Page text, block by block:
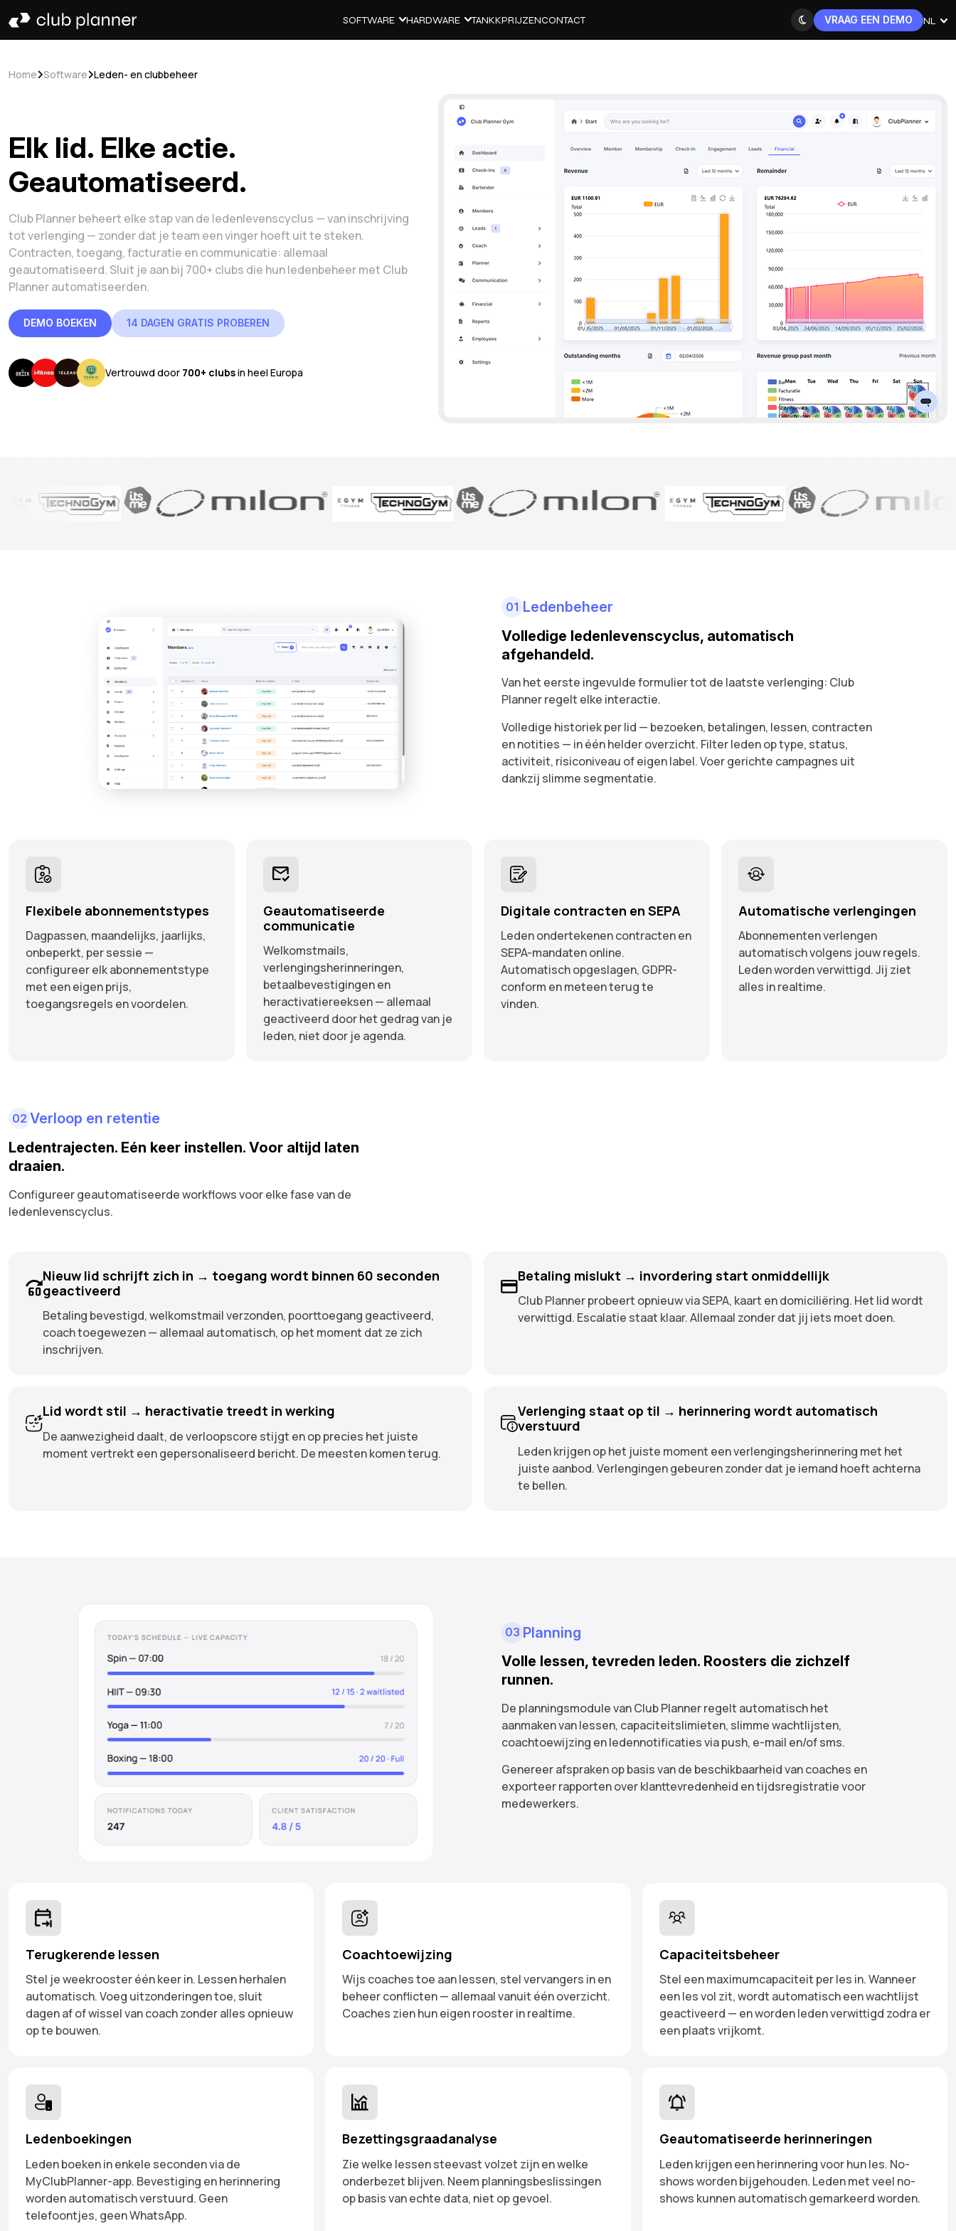
SOFTWARE HARDWARE TANKKPRIJZENCONTACT VRAAG EEN DEMO NL
Home Software Leden- en clubbeheer
Elk lid. Elke actie.
Geautomatiseerd.
Club Planner beheert elke stap van de ledenlevenscyclus — van inschrijving
tot verlenging — zonder dat je team een vinger hoeft uit te steken.
Contracten, toegang, facturatie en communicatie: allemaal
geautomatiseerd. Sluit je aan bij 700+ clubs die hun ledenbeheer met Club
Planner automatiseerden.
DEMO BOEKEN 14 DAGEN GRATIS PROBEREN
Vertrouwd door 700+ clubsin heel Europa
01 Ledenbeheer
Volledige ledenlevenscyclus, automatisch
afgehandeld.
Van het eerste ingevulde formulier tot de laatste verlenging: Club
Planner regelt elke interactie.
Volledige historiek per lid — bezoeken, betalingen, lessen, contracten
en notities — in één helder overzicht. Filter leden op type, status,
activiteit, risiconiveau of eigen label. Voer gerichte campagnes uit
dankzij slimme segmentatie.
Flexibele abonnementstypes
Dagpassen, maandelijks, jaarlijks,
onbeperkt, per sessie —
configureer elk abonnementstype
met een eigen prijs,
toegangsregels en voordelen.
Geautomatiseerde
communicatie
Welkomstmails,
verlengingsherinneringen,
betaalbevestigingen en
heractivatiereeksen — allemaal
geactiveerd door het gedrag van je
leden, niet door je agenda.
Digitale contracten en SEPA
Leden ondertekenen contracten en
SEPA-mandaten online.
Automatisch opgeslagen, GDPR-
conform en meteen terug te
vinden.
Automatische verlengingen
Abonnementen verlengen
automatisch volgens jouw regels.
Leden worden verwittigd. Jij ziet
alles in realtime.
02 Verloop en retentie
Ledentrajecten. Eén keer instellen. Voor altijd laten
draaien.
Configureer geautomatiseerde workflows voor elke fase van de
ledenlevenscyclus.
Nieuw lid schrijft zich in → toegang wordt binnen 60 seconden
geactiveerd
Betaling bevestigd, welkomstmail verzonden, poorttoegang geactiveerd,
coach toegewezen — allemaal automatisch, op het moment dat ze zich
inschrijven.
Betaling mislukt → invordering start onmiddellijk
Club Planner probeert opnieuw via SEPA, kaart en domiciliëring. Het lid wordt
verwittigd. Escalatie staat klaar. Allemaal zonder dat jij iets moet doen.
Lid wordt stil → heractivatie treedt in werking
De aanwezigheid daalt, de verloopscore stijgt en op precies het juiste
moment vertrekt een gepersonaliseerd bericht. De meesten komen terug.
Verlenging staat op til → herinnering wordt automatisch
verstuurd
Leden krijgen op het juiste moment een verlengingsherinnering met het
juiste aanbod. Verlengingen gebeuren zonder dat je iemand hoeft achterna
te bellen.
03 Planning
Volle lessen, tevreden leden. Roosters die zichzelf
runnen.
De planningsmodule van Club Planner regelt automatisch het
aanmaken van lessen, capaciteitslimieten, slimme wachtlijsten,
coachtoewijzing en ledennotificaties via push, e-mail en/of sms.
Genereer afspraken op basis van de beschikbaarheid van coaches en
exporteer rapporten over klanttevredenheid en tijdsregistratie voor
medewerkers.
Terugkerende lessen
Stel je weekrooster één keer in. Lessen herhalen
automatisch. Voeg uitzonderingen toe, sluit
dagen af of wissel van coach zonder alles opnieuw
op te bouwen.
Coachtoewijzing
Wijs coaches toe aan lessen, stel vervangers in en
beheer conflicten — allemaal vanuit één overzicht.
Coaches zien hun eigen rooster in realtime.
Capaciteitsbeheer
Stel een maximumcapaciteit per les in. Wanneer
een les vol zit, wordt automatisch een wachtlijst
geactiveerd — en worden leden verwittigd zodra er
een plaats vrijkomt.
Ledenboekingen
Leden boeken in enkele seconden via de
MyClubPlanner-app. Bevestiging en herinnering
worden automatisch verstuurd. Geen
telefoontjes, geen WhatsApp.
Bezettingsgraadanalyse
Zie welke lessen steevast volzet zijn en welke
onderbezet blijven. Neem planningsbeslissingen
op basis van echte data, niet op gevoel.
Geautomatiseerde herinneringen
Leden krijgen een herinnering voor hun les. No-
shows worden bijgehouden. Leden met veel no-
shows kunnen automatisch gemarkeerd worden.